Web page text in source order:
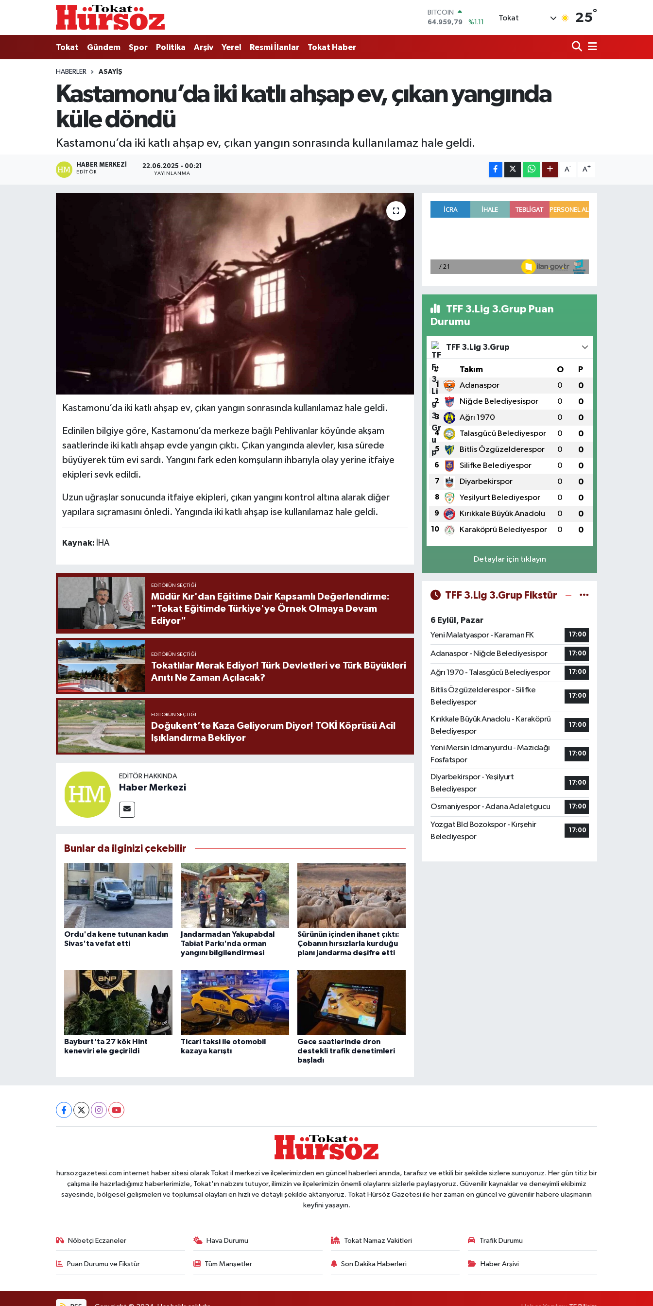
BITCOIN
64.959,79
%1.11
55,2510
%0.32
GRAM ALTIN
6660.55
%0.03
Tokat 25°
Tokat Gündem Spor Politika Arşiv Yerel Resmi İlanlar Tokat Haber
HABERLER ASAYIŞ
Kastamonu’da iki katlı ahşap ev, çıkan yangında
küle döndü
Kastamonu’da iki katlı ahşap ev, çıkan yangın sonrasında kullanılamaz hale geldi.
HABER MERKEZI
EDITÖR
22.06.2025 - 00:21
YAYINLANMA
A- A+
Kastamonu’da iki katlı ahşap ev, çıkan yangın sonrasında kullanılamaz hale geldi.
Edinilen bilgiye göre, Kastamonu’da merkeze bağlı Pehlivanlar köyünde akşam
saatlerinde iki katlı ahşap evde yangın çıktı. Çıkan yangında alevler, kısa sürede
büyüyerek tüm evi sardı. Yangını fark eden komşuların ihbarıyla olay yerine itfaiye
ekipleri sevk edildi.
Uzun uğraşlar sonucunda itfaiye ekipleri, çıkan yangını kontrol altına alarak diğer
yapılara sıçramasını önledi. Yangında iki katlı ahşap ise kullanılamaz hale geldi.
Kaynak: İHA
EDITÖRÜN SEÇTIĞI
Müdür Kır'dan Eğitime Dair Kapsamlı Değerlendirme:
"Tokat Eğitimde Türkiye'ye Örnek Olmaya Devam
Ediyor"
EDITÖRÜN SEÇTIĞI
Tokatlılar Merak Ediyor! Türk Devletleri ve Türk Büyükleri
Anıtı Ne Zaman Açılacak?
EDITÖRÜN SEÇTIĞI
Doğukent’te Kaza Geliyorum Diyor! TOKİ Köprüsü Acil
Işıklandırma Bekliyor
EDITÖR HAKKINDA
Haber Merkezi
Bunlar da ilginizi çekebilir
Ordu'da kene tutunan kadın
Sivas'ta vefat etti
Jandarmadan Yakupabdal
Tabiat Parkı'nda orman
yangını bilgilendirmesi
Sürünün içinden ihanet çıktı:
Çobanın hırsızlarla kurduğu
planı jandarma deşifre etti
Bayburt'ta 27 kök Hint
keneviri ele geçirildi
Ticari taksi ile otomobil
kazaya karıştı
Gece saatlerinde dron
destekli trafik denetimleri
başladı
TFF 3.Lig 3.Grup Puan
Durumu
TFF 3.Lig 3.Grup
# Takım O P
1 Adanaspor 0 0
2 Niğde Belediyesispor 0 0
3 Ağrı 1970 0 0
4 Talasgücü Belediyespor 0 0
5 Bitlis Özgüzelderespor 0 0
6 Silifke Belediyespor 0 0
7 Diyarbekirspor 0 0
8 Yeşilyurt Belediyespor 0 0
9 Kırıkkale Büyük Anadolu 0 0
10 Karaköprü Belediyespor 0 0
Detaylar için tıklayın
TFF 3.Lig 3.Grup Fikstür
6 Eylül, Pazar
Yeni Malatyaspor - Karaman FK
17:00
Adanaspor - Niğde Belediyesispor 17:00
Ağrı 1970 - Talasgücü Belediyespor 17:00
Bitlis Özgüzelderespor - Silifke
Belediyespor
17:00
Kırıkkale Büyük Anadolu - Karaköprü
Belediyespor
17:00
Yeni Mersin Idmanyurdu - Mazıdağı
Fosfatspor
17:00
Diyarbekirspor - Yeşilyurt
Belediyespor
17:00
Osmaniyespor - Adana Adaletgucu 17:00
Yozgat Bld Bozokspor - Kırşehir
Belediyespor
17:00
hursozgazetesi.com internet haber sitesi olarak Tokat il merkezi ve ilçelerimizden en güncel haberleri anında, tarafsız ve etkili bir şekilde sizlere sunuyoruz. Her gün titiz bir
çalışma ile hazırladığımız haberlerimizle, Tokat'ın nabzını tutuyor, ilimizin ve ilçelerimizin önemli olaylarını sizlerle paylaşıyoruz. Güvenilir kaynaklar ve deneyimli ekibimiz
sayesinde, bölgesel gelişmeleri ve toplumsal olayları en hızlı ve detaylı şekilde aktarıyoruz. Tokat Hürsöz Gazetesi ile her zaman en güncel ve güvenilir habere ulaşmanın
keyfini yaşayın.
Nöbetçi Eczaneler Hava Durumu Tokat Namaz Vakitleri Trafik Durumu
Puan Durumu ve Fikstür Tüm Manşetler Son Dakika Haberleri Haber Arşivi
Tokat
Türkiye Gündemi
Gündem
Nöbetçi Eczaneler
Hava Durumu
Tokat Namaz Vakitleri
Trafik Durumu
Tüm Manşetler